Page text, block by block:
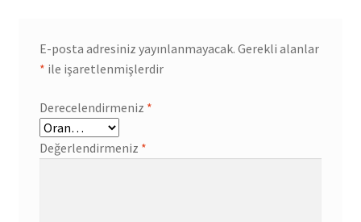
E-posta adresiniz yayınlanmayacak. Gerekli alanlar
* ile işaretlenmişlerdir
Derecelendirmeniz *
Değerlendirmeniz *